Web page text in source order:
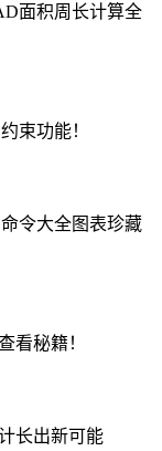
面积周长计算全
束功能！
令大全图表珍藏
看秘籍！
长出新可能